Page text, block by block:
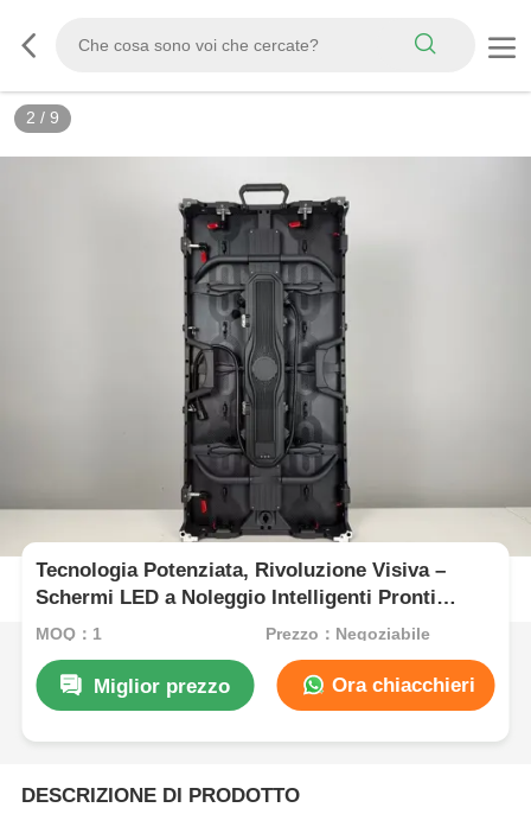
3 / 9
Tecnologia Potenziata, Rivoluzione Visiva –
Schermi LED a Noleggio Intelligenti Pronti
Quando Servono
MOQ：1 Prezzo：Negoziabile
Miglior prezzo Ora chiacchieri
DESCRIZIONE DI PRODOTTO